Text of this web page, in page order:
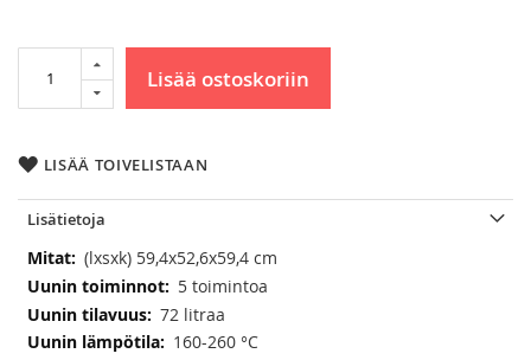
Lisää ostoskoriin
LISÄÄ TOIVELISTAAN
Lisätietoja
Lisätietoja(lxsxk) 59,4x52,6x59,4 cm
5 toimintoa
72 litraa
160-260 °C